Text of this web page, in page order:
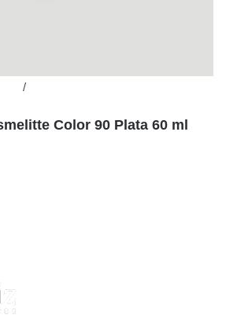
/
Color 90 Plata 60 ml